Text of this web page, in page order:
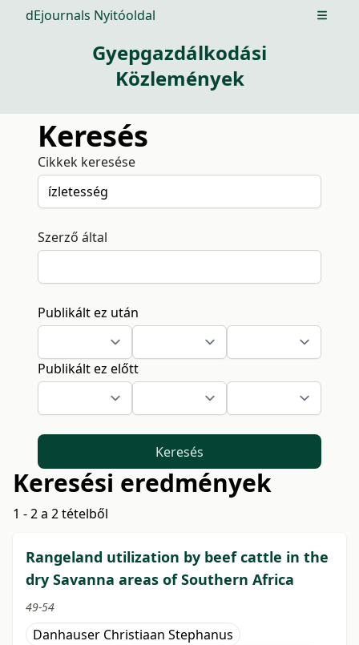
dEjournals Nyitóoldal Open
Gyepgazdálkodási
Közlemények
Keresés
Cikkek keresése
Szerző által
Publikált ez után
Publikált ez előtt
Keresés
Keresési eredmények
1 - 2 a 2 tételből
Rangeland utilization by beef cattle in the
dry Savanna areas of Southern Africa
49-54
Danhauser Christiaan Stephanus